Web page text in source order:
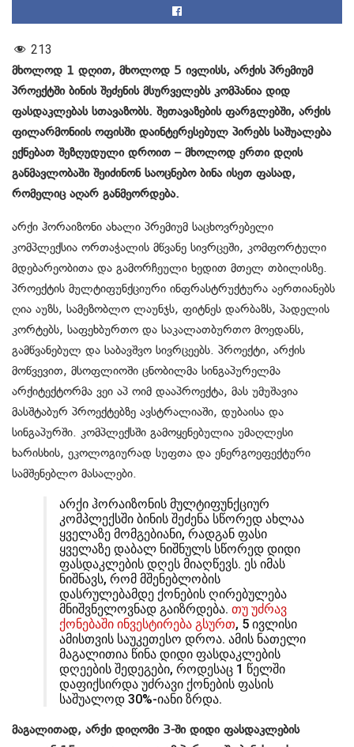
213
მხოლოდ 1 დღით, მხოლოდ 5 ივლისს, არქის პრემიუმ
პროექტში ბინის შეძენის მსურველებს კომპანია დიდ
ფასდაკლებას სთავაზობს. შეთავაზების ფარგლებში, არქის
ფილარმონიის ოფისში დაინტერესებულ პირებს საშუალება
ექნებათ შეზღუდული დროით – მხოლოდ ერთი დღის
განმავლობაში შეიძინონ საოცნებო ბინა ისეთ ფასად,
რომელიც აღარ განმეორდება.
არქი ჰორაიზონი ახალი პრემიუმ საცხოვრებელი
კომპლექსია ორთაჭალის მწვანე სივრცეში, კომფორტული
მდებარეობითა და გამორჩეული ხედით მთელ თბილისზე.
პროექტის მულტიფუნქციური ინფრასტრუქტურა აერთიანებს
ღია აუზს, სამეზობლო ლაუნჯს, ფიტნეს დარბაზს, პადელის
კორტებს, საფეხბურთო და საკალათბურთო მოედანს,
გამწვანებულ და საბავშვო სივრცეებს. პროექტი, არქის
მოწვევით, მსოფლიოში ცნობილმა სინგაპურელმა
არქიტექტორმა ვეი აპ ოიმ დააპროექტა, მას უმუშავია
მასშტაბურ პროექტებზე ავსტრალიაში, დუბაისა და
სინგაპურში. კომპლექსში გამოყენებულია უმაღლესი
ხარისხის, ეკოლოგიურად სუფთა და ენერგოეფექტური
სამშენებლო მასალები.
არქი ჰორაიზონის მულტიფუნქციურ
კომპლექსში ბინის შეძენა სწორედ ახლაა
ყველაზე მომგებიანი, რადგან ფასი
ყველაზე დაბალ ნიშნულს სწორედ დიდი
ფასდაკლების დღეს მიაღწევს. ეს იმას
ნიშნავს, რომ მშენებლობის
დასრულებამდე ქონების ღირებულება
მნიშვნელოვნად გაიზრდება. თუ უძრავ
ქონებაში ინვესტირება გსურთ, 5 ივლისი
ამისთვის საუკეთესო დროა. ამის ნათელი
მაგალითია წინა დიდი ფასდაკლების
დღეების შედეგები, როდესაც 1 წელში
დაფიქსირდა უძრავი ქონების ფასის
საშუალოდ 30%-იანი ზრდა.
მაგალითად, არქი დიღომი 3-ში დიდი ფასდაკლების